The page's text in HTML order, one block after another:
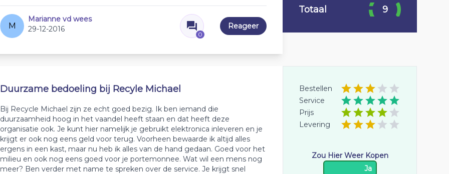
M
Marianne vd wees
29-12-2016
0
Reageer
Totaal 9
Duurzame bedoeling bij Recyle Michael
Bij Recycle Michael zijn ze echt goed bezig. Ik ben iemand die
duurzaamheid hoog in het vaandel heeft staan en dat heeft deze
organisatie ook. Je kunt hier namelijk je gebruikt elektronica inleveren en je
krijgt er ook nog eens geld voor terug. Voorheen bewaarde ik altijd alles
ergens in een kast, maar nu heb ik alles van de hand gedaan. Goed voor het
milieu en ook nog eens goed voor je portemonnee. Wat wil een mens nog
meer? Ben verder met name te spreken over de service. Je krijgt snel
Bestellen
Service
Prijs
Levering
Zou Hier Weer Kopen
Ja